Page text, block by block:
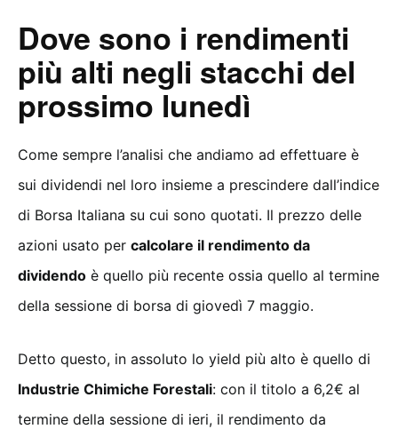
Dove sono i rendimenti
più alti negli stacchi del
prossimo lunedì
Come sempre l’analisi che andiamo ad effettuare è
sui dividendi nel loro insieme a prescindere dall’indice
di Borsa Italiana su cui sono quotati. Il prezzo delle
azioni usato per calcolare il rendimento da
dividendo è quello più recente ossia quello al termine
della sessione di borsa di giovedì 7 maggio.
Detto questo, in assoluto lo yield più alto è quello di
Industrie Chimiche Forestali: con il titolo a 6,2€ al
termine della sessione di ieri, il rendimento da